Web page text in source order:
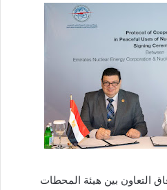
التعاون بين هيئة المحطات